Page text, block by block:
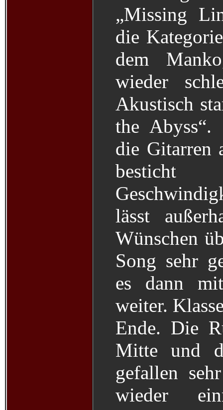
„Missing
die
dem
wieder
Akustisch
the Abyss“.
die Gitarren
lässt
Wünschen
Song sehr
es dann
weiter.
Ende. Die
Mitte und
gefallen
wieder